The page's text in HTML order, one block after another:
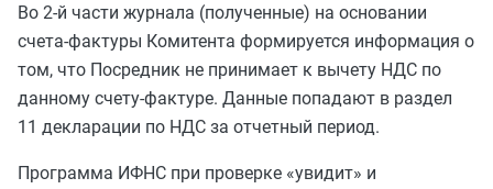
Во 2-й части журнала (полученные) на основании
счета-фактуры Комитента формируется информация о
том, что Посредник не принимает к вычету НДС по
данному счету-фактуре. Данные попадают в раздел
11 декларации по НДС за отчетный период.
Программа ИФНС при проверке «увидит» и